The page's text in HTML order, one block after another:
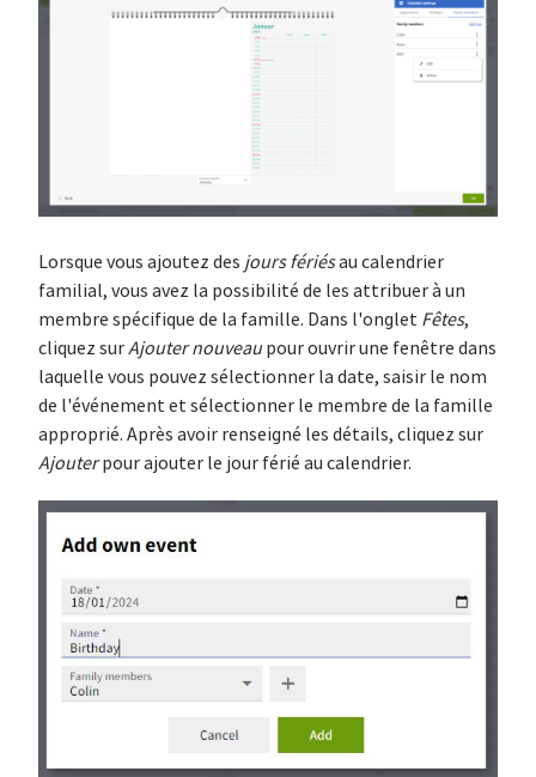
Lorsque vous ajoutez des jours fériésau calendrier
familial, vous avez la possibilité de les attribuer à un
membre spécifique de la famille. Dans l'onglet Fêtes,
cliquez surAjouter nouveaupour ouvrir une fenêtre dans
laquelle vous pouvez sélectionner la date, saisir le nom
de l'événement et sélectionner le membre de la famille
approprié. Après avoir renseigné les détails, cliquez sur
Ajouterpour ajouter le jour férié au calendrier.